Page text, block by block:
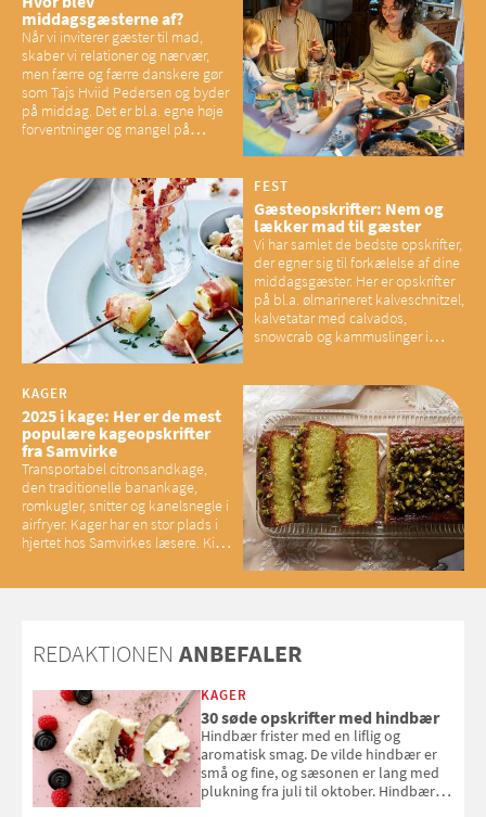
middagsgæsterne af?
Når vi inviterer gæster til mad,
skaber vi relationer og nærvær,
men færre og færre danskere gør
som Tajs Hviid Pedersen og byder
på middag. Det er bl.a. egne høje
forventninger og mangel på
have konsekvenser for vores
sociale fællesskaber
FEST
Gæsteopskrifter: Nem og
lækker mad til gæster
Vi har samlet de bedste opskrifter,
der egner sig til forkælelse af dine
middagsgæster. Her er opskrifter
på bl.a. ølmarineret kalveschnitzel,
kalvetatar med calvados,
snowcrab og kammuslinger i
KAGER
2025 i kage: Her er de mest
populære kageopskrifter
fra Samvirke
Transportabel citronsandkage,
den traditionelle banankage,
romkugler, snitter og kanelsnegle i
airfryer. Kager har en stor plads i
hjertet hos Samvirkes læsere. Kig
REDAKTIONEN ANBEFALER
KAGER
30 søde opskrifter med hindbær
Hindbær frister med en liflig og
aromatisk smag. De vilde hindbær er
små og fine, og sæsonen er lang med
plukning fra juli til oktober. Hindbær